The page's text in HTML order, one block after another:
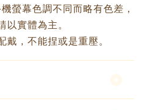
螢幕色調不同而略有色差，
以實體為主。
，不能捏或是重壓。